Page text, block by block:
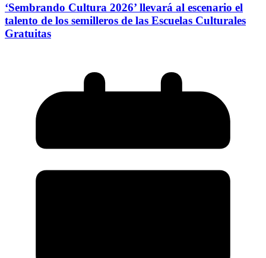
‘Sembrando Cultura 2026’ llevará al escenario el
talento de los semilleros de las Escuelas Culturales
Gratuitas